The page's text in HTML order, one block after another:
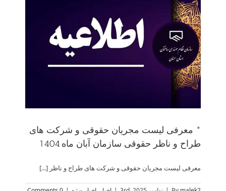
* معرفی لیست مجریان حقوقی و شرکت های
طراح و ناظر حقوقی سازمان آبان ماه 1404
معرفی لیست مجریان حقوقی و شرکت های طراح و ناظر [...]